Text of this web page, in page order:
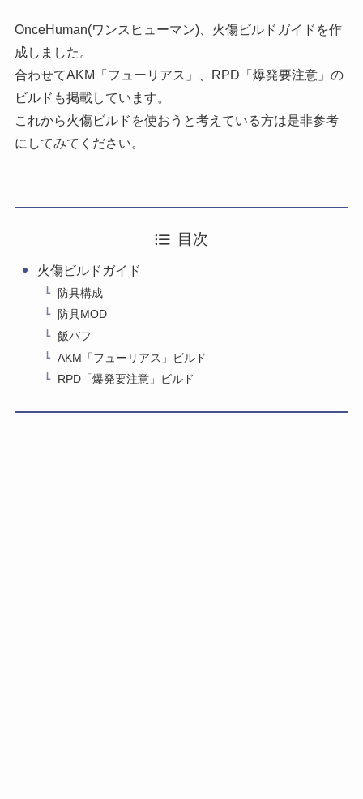
OnceHuman(ワンスヒューマン)、火傷ビルドガイドを作
成しました。
合わせてAKM「フューリアス」、RPD「爆発要注意」の
ビルドも掲載しています。
これから火傷ビルドを使おうと考えている方は是非参考
にしてみてください。
目次
火傷ビルドガイド
防具構成
防具MOD
飯バフ
AKM「フューリアス」ビルド
RPD「爆発要注意」ビルド